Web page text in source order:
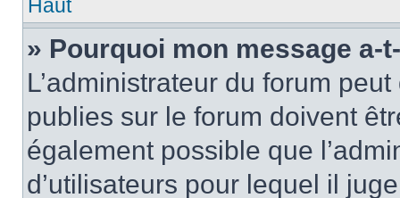
Haut
» Pourquoi mon message a-
L’administrateur du forum
publies sur le forum doivent
également possible que
d’utilisateurs pour lequel il